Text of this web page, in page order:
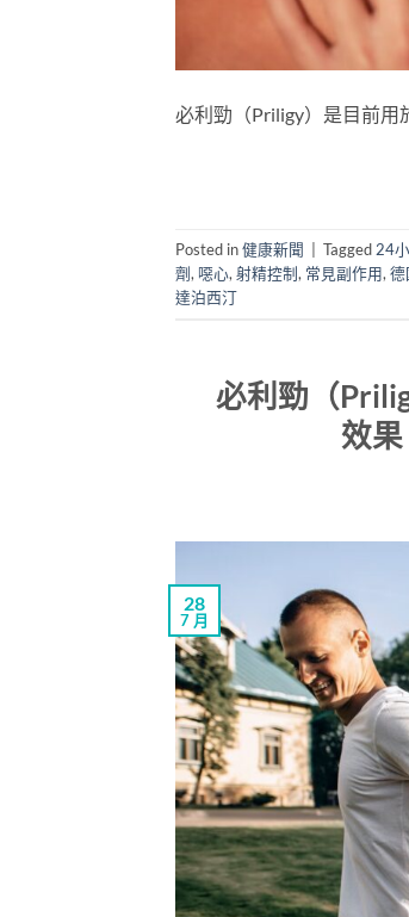
必利勁（Priligy）是目前用
Posted in健康新聞 Tagged24
劑, 噁心,射精控制, 常見副作用,德
達泊西汀
必利勁（
效
28
7 月